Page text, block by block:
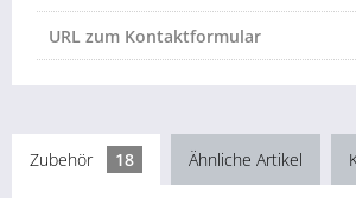
URL zum Kontaktformular
Zubehör 18 Ähnliche Artikel